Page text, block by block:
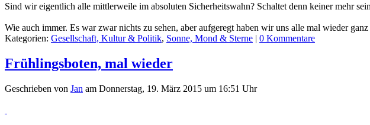
Sind wir eigentlich alle mittlerweile im absoluten Sicherheitswahn? Schaltet denn keiner mehr
Wie auch immer. Es war zwar nichts zu sehen, aber aufgeregt haben wir uns alle mal wieder
Kategorien: Gesellschaft, Kultur & Politik, Sonne, Mond & Sterne | 0 Kommentare
Frühlingsboten, mal wieder
Geschrieben von Jan am Donnerstag, 19. März 2015 um 16:51 Uhr